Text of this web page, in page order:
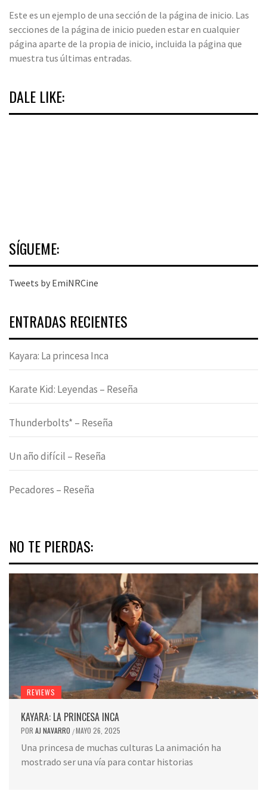
Este es un ejemplo de una sección de la página de inicio. Las
secciones de la página de inicio pueden estar en cualquier
página aparte de la propia de inicio, incluida la página que
muestra tus últimas entradas.
DALE LIKE:
SÍGUEME:
Tweets by EmiNRCine
ENTRADAS RECIENTES
Kayara: La princesa Inca
Karate Kid: Leyendas – Reseña
Thunderbolts* – Reseña
Un año difícil – Reseña
Pecadores – Reseña
NO TE PIERDAS:
REVIEWS
KAYARA: LA PRINCESA INCA
POR AJ NAVARRO /MAYO 26, 2025
Una princesa de muchas culturas La animación ha
mostrado ser una vía para contar historias